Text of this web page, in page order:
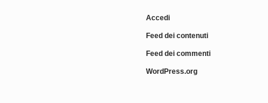
Accedi
Feed dei contenuti
Feed dei commenti
WordPress.org